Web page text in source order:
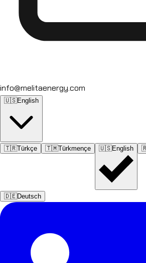
info@melitaenergy.com
🇺🇸English
🇹🇷Türkçe 🇹🇲Türkmençe 🇺🇸English
🇩🇪Deutsch